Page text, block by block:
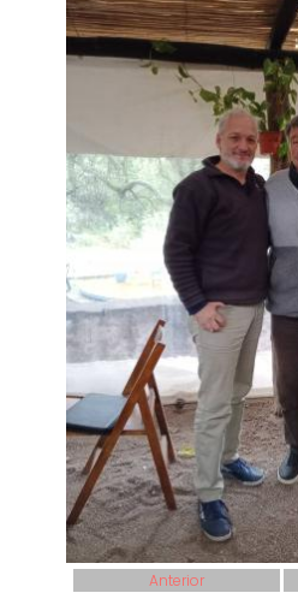
Anterior